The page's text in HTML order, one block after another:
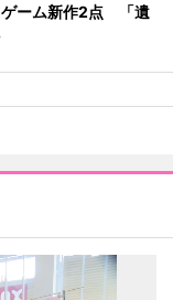
ゲーム新作2点 「遺